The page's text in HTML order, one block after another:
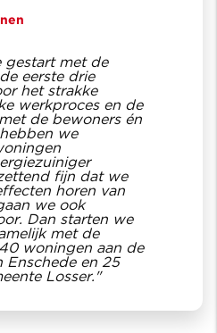
gestart met de
eerste drie
het strakke
werkproces en de
de bewoners én
we
fijn dat we
horen van
we ook
Dan starten we
met de
woningen aan de
Enschede en 25
Losser."